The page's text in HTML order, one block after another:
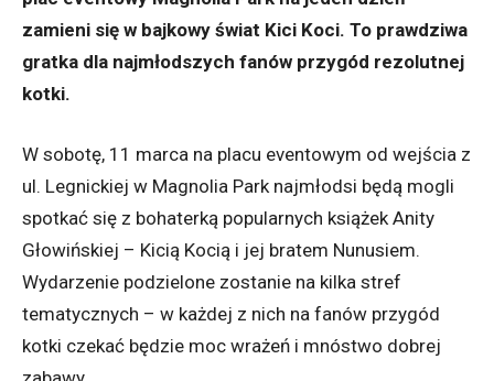
zamieni się w bajkowy świat Kici Koci. To prawdziwa
gratka dla najmłodszych fanów przygód rezolutnej
kotki.
W sobotę, 11 marca na placu eventowym od wejścia z
ul. Legnickiej w Magnolia Park najmłodsi będą mogli
spotkać się z bohaterką popularnych książek Anity
Głowińskiej – Kicią Kocią i jej bratem Nunusiem.
Wydarzenie podzielone zostanie na kilka stref
tematycznych – w każdej z nich na fanów przygód
kotki czekać będzie moc wrażeń i mnóstwo dobrej